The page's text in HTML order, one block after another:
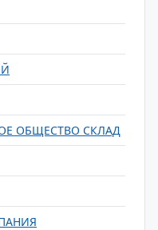
ОБЩЕСТВО СКЛАД